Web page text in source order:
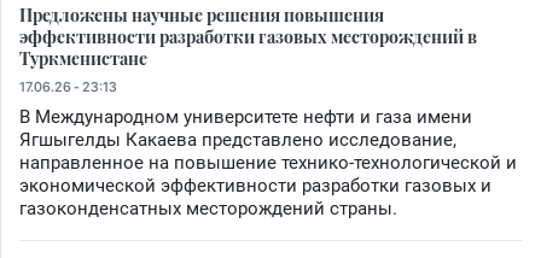
Предложены научные решения повышения
эффективности разработки газовых месторождений в
Туркменистане
17.06.26 - 23:13
В Международном университете нефти и газа имени
Ягшыгелды Какаева представлено исследование,
направленное на повышение технико-технологической и
экономической эффективности разработки газовых и
газоконденсатных месторождений страны.